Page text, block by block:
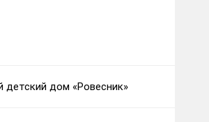
детский дом «Ровесник»